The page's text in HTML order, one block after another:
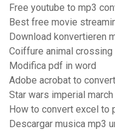
Free youtube to mp3
Best free movie
Download konvertieren
Coiffure animal
Modifica pdf in word
Adobe acrobat to
Star wars imperial
How to convert excel to
Descargar musica mp3